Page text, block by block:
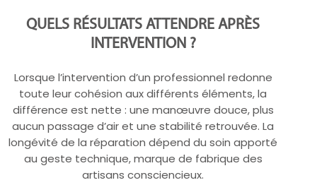
QUELS RÉSULTATS ATTENDRE APRÈS
INTERVENTION ?
Lorsque l’intervention d’un professionnel redonne
toute leur cohésion aux différents éléments, la
différence est nette : une manœuvre douce, plus
aucun passage d’air et une stabilité retrouvée. La
longévité de la réparation dépend du soin apporté
au geste technique, marque de fabrique des
artisans consciencieux.